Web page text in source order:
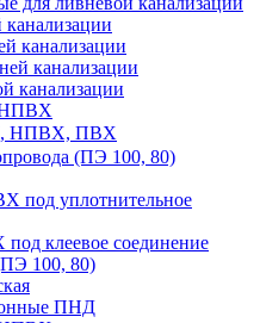
канализации
канализации
канализации
НПВХ
НПВХ, ПВХ
(ПЭ 100, 80)
под уплотнительное
клеевое соединение
100, 80)
ПНД